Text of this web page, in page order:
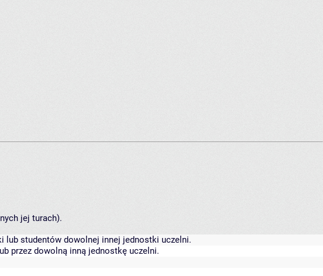
jej turach).
lub studentów dowolnej innej jednostki uczelni.
przez dowolną inną jednostkę uczelni.